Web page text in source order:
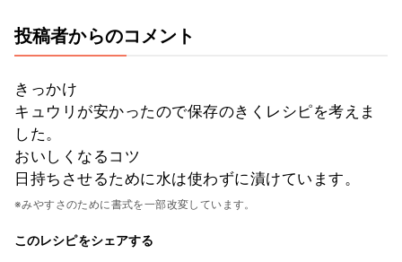
投稿者からのコメント
きっかけ
キュウリが安かったので保存のきくレシピを考えま
した。
おいしくなるコツ
日持ちさせるために水は使わずに漬けています。
※みやすさのために書式を一部改変しています。
このレシピをシェアする